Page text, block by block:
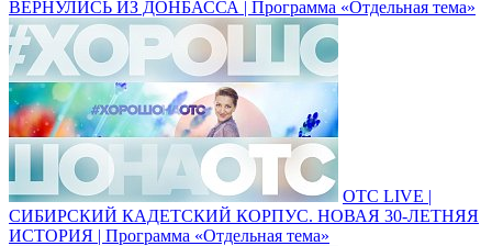
ВЕРНУЛИСЬ ИЗ ДОНБАССА | Программа «Отдельная тема»
ОТС LIVE |
СИБИРСКИЙ КАДЕТСКИЙ КОРПУС. НОВАЯ 30-ЛЕТНЯЯ
ИСТОРИЯ | Программа «Отдельная тема»